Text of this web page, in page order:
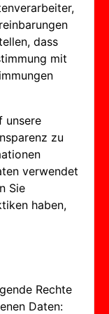
dass
mit
unsere
zu
verwendet
Sie
haben,
Rechte
Daten: